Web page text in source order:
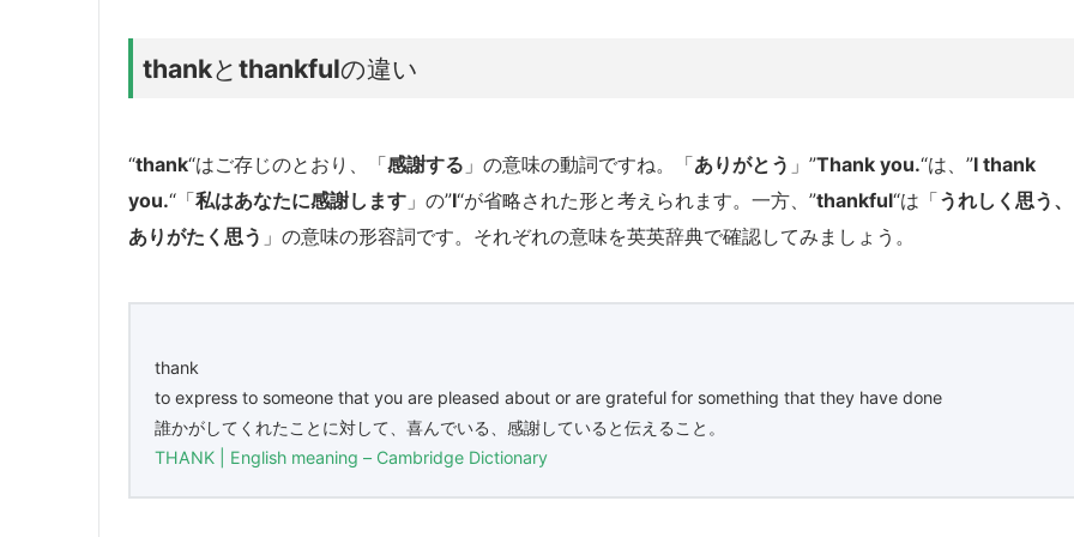
thankとthankfulの違い
“thank“はご存じのとおり、「感謝する 」の意味の動詞ですね。「ありがとう 」”Thank you.“は、”I thank
you.“「私はあなたに感謝します 」の”I“が省略された形と考えられます。一方、”thankful“は「うれしく思う、
ありがたく思う 」の意味の形容詞です。それぞれの意味を英英辞典で確認してみましょう。
thank
to express to someone that you are pleased about or are grateful for something that they have done
誰かがしてくれたことに対して、喜んでいる、感謝していると伝えること。
THANK | English meaning – Cambridge Dictionary